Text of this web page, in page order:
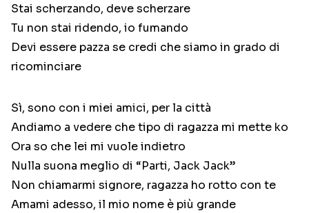
Stai scherzando, deve scherzare
Tu non stai ridendo, io fumando
Devi essere pazza se credi che siamo in grado di
ricominciare
Sì, sono con i miei amici, per la città
Andiamo a vedere che tipo di ragazza mi mette ko
Ora so che lei mi vuole indietro
Nulla suona meglio di “Parti, Jack Jack”
Non chiamarmi signore, ragazza ho rotto con te
Amami adesso, il mio nome è più grande